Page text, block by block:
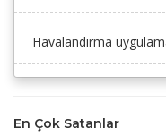
Havalandırma
En Çok Satanlar